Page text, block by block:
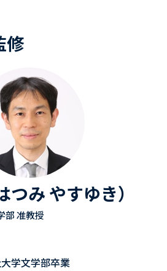
修
み やすゆき）
部 准教授
学文学部卒業